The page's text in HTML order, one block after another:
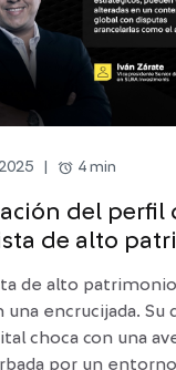
alarm 4 min
del perfil
de alto
de alto
encrucijada. Su
choca con una
por un